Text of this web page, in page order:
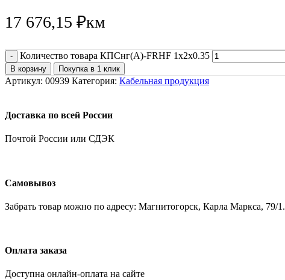
17 676,15 ₽км
Количество товара КПСнг(А)-FRHF 1х2х0.35
В корзину Покупка в 1 клик
Артикул: 00939 Категория: Кабельная продукция
Доставка по всей России
Почтой России или СДЭК
Самовывоз
Забрать товар можно по адресу: Магнитогорск, Карла Маркса, 79/1.
Оплата заказа
Доступна онлайн-оплата на сайте